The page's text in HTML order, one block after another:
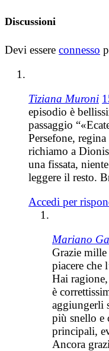
Discussioni
Devi essere connesso
Tiziana Muroni
episodio è
passaggio
Persefone,
richiamo a
una fissata,
leggere il resto.
Accedi per
Mariano
Grazie mille
piacere che
Hai
è
aggiungerli
più snello e
principali,
Ancora